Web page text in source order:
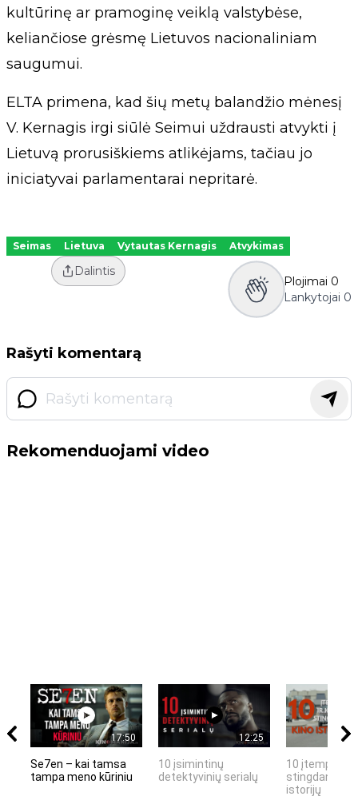
kultūrinę ar pramoginę veiklą valstybėse,
keliančiose grėsmę Lietuvos nacionaliniam
saugumui.
ELTA primena, kad šių metų balandžio mėnesį
V. Kernagis irgi siūlė Seimui uždrausti atvykti į
Lietuvą prorusiškiems atlikėjams, tačiau jo
iniciatyvai parlamentarai nepritarė.
Seimas Lietuva Vytautas Kernagis Atvykimas
Dalintis
Plojimai 0
Lankytojai 0
Rašyti komentarą
Rekomenduojami video
17:50
Se7en – kai tamsa
tampa meno kūriniu
12:25
10 įsimintinų
detektyvinių serialų
10 įtemptų,
stingdančių
istorijų